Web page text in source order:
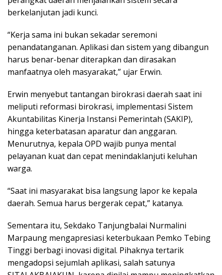
berkelanjutan jadi kunci.
“Kerja sama ini bukan sekadar seremoni
penandatanganan. Aplikasi dan sistem yang dibangun
harus benar-benar diterapkan dan dirasakan
manfaatnya oleh masyarakat,” ujar Erwin.
Erwin menyebut tantangan birokrasi daerah saat ini
meliputi reformasi birokrasi, implementasi Sistem
Akuntabilitas Kinerja Instansi Pemerintah (SAKIP),
hingga keterbatasan aparatur dan anggaran.
Menurutnya, kepala OPD wajib punya mental
pelayanan kuat dan cepat menindaklanjuti keluhan
warga.
“Saat ini masyarakat bisa langsung lapor ke kepala
daerah. Semua harus bergerak cepat,” katanya.
Sementara itu, Sekdako Tanjungbalai Nurmalini
Marpaung mengapresiasi keterbukaan Pemko Tebing
Tinggi berbagi inovasi digital. Pihaknya tertarik
mengadopsi sejumlah aplikasi, salah satunya